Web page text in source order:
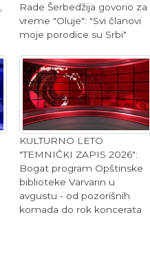
Rade Šerbedžija govorio za
vreme "Oluje": "Svi članovi
moje porodice su Srbi"
KULTURNO LETO
"TEMNIĆKI ZAPIS 2026":
Bogat program Opštinske
biblioteke Varvarin u
avgustu - od pozorišnih
komada do rok koncerata